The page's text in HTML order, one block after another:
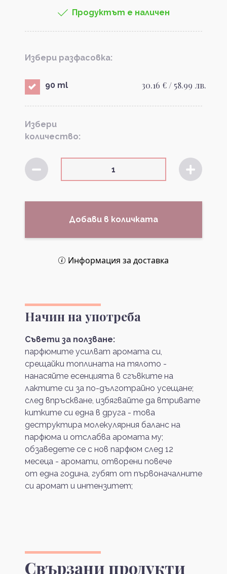
Продуктът е наличен
Избери разфасовка:
90 ml 30.16 € / 58.99 лв.
Избери
количество:
Добави в количката
Информация за доставка
Начин на употреба
Съвети за ползване:
парфюмите усилват аромата си,
срещайки топлината на тялото -
нанасяйте есенцията в сгъвките на
лактите си за по-дълготрайно усещане;
след впръскване, избягвайте да втривате
китките си една в друга - това
деструктира молекулярния баланс на
парфюма и отслабва аромата му;
обзаведете се с нов парфюм след 12
месеца - аромати, отворени повече
от една година, губят от първоначалните
си аромат и интензитет;
Свързани продукти